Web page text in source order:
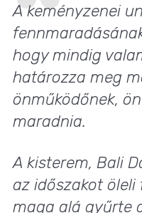
A keményzenei
hogy mindig
határozza meg
önműködőnek,
maradnia.
A kisterem, Bali
az időszakot
maga alá gyűrte